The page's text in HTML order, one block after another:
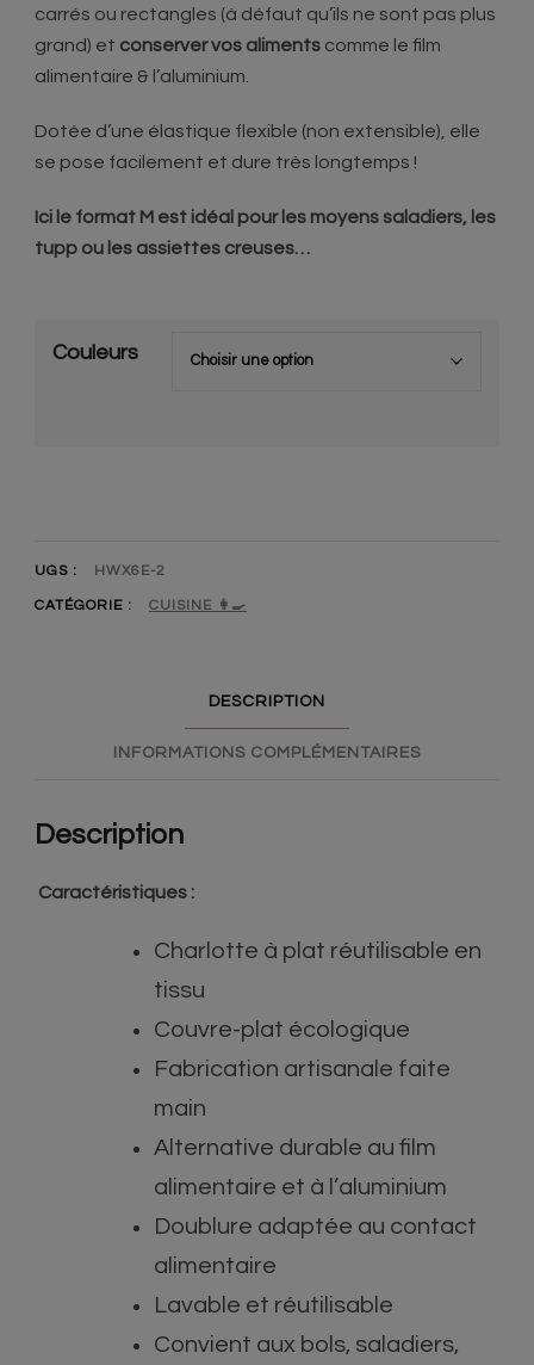
carrés ou rectangles (à défaut qu’ils ne sont pas plus
grand) et conserver vos aliments comme le film
alimentaire & l’aluminium.
Dotée d’une élastique flexible (non extensible), elle
se pose facilement et dure très longtemps !
Ici le format M est idéal pour les moyens saladiers, les
tupp ou les assiettes creuses…
Couleurs
UGS : HWX6E-2
CATÉGORIE : CUISINE 👩‍🍳
DESCRIPTION
INFORMATIONS COMPLÉMENTAIRES
Description
Caractéristiques :
Charlotte à plat réutilisable en
tissu
Couvre-plat écologique
Fabrication artisanale faite
main
Alternative durable au film
alimentaire et à l’aluminium
Doublure adaptée au contact
alimentaire
Lavable et réutilisable
Convient aux bols, saladiers,